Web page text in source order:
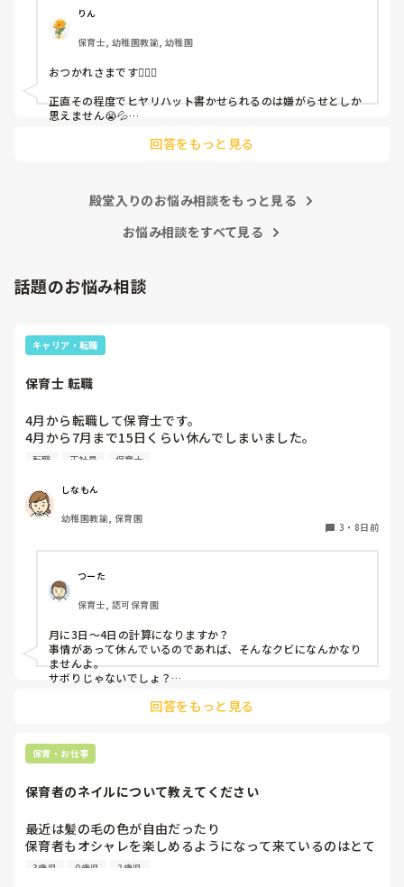
呼ばれて一緒に対策を考えさせられること多数
これだけで30〜40分拘束されて辛いです
皆さんの園はどうですか?
りん
保育士, 幼稚園教諭, 幼稚園
おつかれさまです🙇🏻‍♀️
正直その程度でヒヤリハット書かせられるのは嫌がらせとしか
思えません😭💦
回答をもっと見る
殿堂入りのお悩み相談をもっと見る
お悩み相談をすべて見る
話題のお悩み相談
キャリア・転職
保育士 転職
4月から転職して保育士です。
4月から7月まで15日くらい休んでしまいました。
同じクラスの先生いるのですが、いい気しないと思います。
転職 正社員 保育士
しなもん
幼稚園教諭, 保育園
3 ・ 8日前
つーた
保育士, 認可保育園
月に3日〜4日の計算になりますか？
事情があって休んでいるのであれば、そんなクビになんかなり
ませんよ。
サボりじゃないでしょ？
同じクラスの先生が、もしも今後、いい気がしないと言葉にし
いいと思います。
からの振る舞いだと思いますよ。
も大事かと。
憶測で考えて妄想を広げないことです。
デマがいつのまにか事実のようになってしまうのは、人間の思
回答をもっと見る
保育・お仕事
保育者のネイルについて教えてください
最近は髪の毛の色が自由だったり
保育者もオシャレを楽しめるようになって来ているのはとて
も良いことだと思っているのですが、
3歳児 0歳児 2歳児